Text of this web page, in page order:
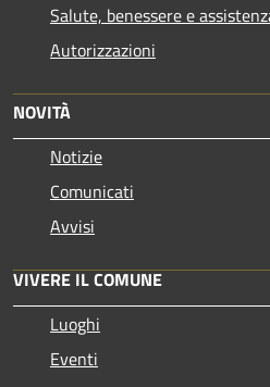
Salute, benessere e
Autorizzazioni
NOVITÀ
Notizie
Comunicati
Avvisi
VIVERE IL COMUNE
Luoghi
Eventi